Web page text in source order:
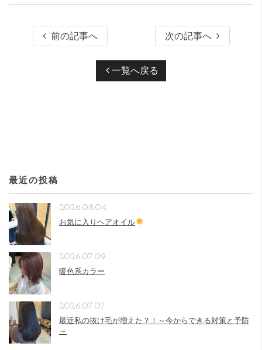
前の記事へ 次の記事へ
一覧へ戻る
最近の投稿
お気に入りヘアオイル
2026.08.04
暖色系カラー
2026.07.09
最近私の抜け毛が増えた？！～今からできる対策と予防
～
2026.07.07